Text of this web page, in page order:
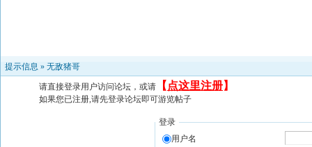
提示信息 » 无敌猪哥
请直接登录用户访问论坛，或请 【 点这里注册】
如果您已注册,请先登录论坛即可游览帖子
登录
用户名